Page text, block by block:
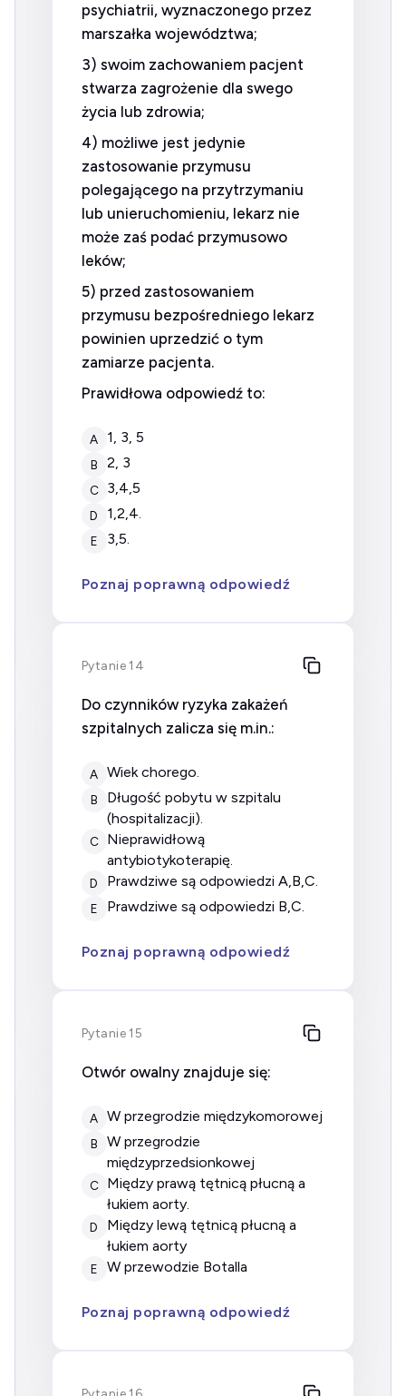
psychiatrii, wyznaczonego przez
marszałka województwa;
3) swoim zachowaniem pacjent
stwarza zagrożenie dla swego
życia lub zdrowia;
4) możliwe jest jedynie
zastosowanie przymusu
polegającego na przytrzymaniu
lub unieruchomieniu, lekarz nie
może zaś podać przymusowo
leków;
5) przed zastosowaniem
przymusu bezpośredniego lekarz
powinien uprzedzić o tym
zamiarze pacjenta.
Prawidłowa odpowiedź to:
A 1, 3, 5
B 2, 3
C 3,4,5
D 1,2,4.
E 3,5.
Poznaj poprawną odpowiedź
Pytanie 14
Do czynników ryzyka zakażeń
szpitalnych zalicza się m.in.:
A wiek chorego.
B
długość pobytu w szpitalu
(hospitalizacji).
C
nieprawidłową
antybiotykoterapię.
D prawdziwe są odpowiedzi A,B,C.
E prawdziwe są odpowiedzi B,C.
Poznaj poprawną odpowiedź
Pytanie 15
Otwór owalny znajduje się:
A w przegrodzie międzykomorowej
B
w przegrodzie
międzyprzedsionkowej
C
między prawą tętnicą płucną a
łukiem aorty.
D
między lewą tętnicą płucną a
łukiem aorty
E w przewodzie Botalla
Poznaj poprawną odpowiedź